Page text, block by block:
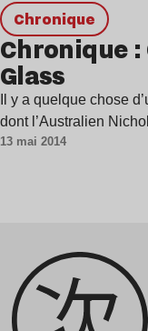
chronique
Chronique :
Glass
Il y a quelque chose
dont l’Australien
13 mai 2014